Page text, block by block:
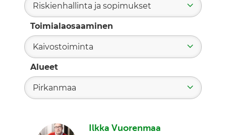
Riskienhallinta ja sopimukset
Toimialaosaaminen
Kaivostoiminta
Alueet
Pirkanmaa
Ilkka Vuorenmaa